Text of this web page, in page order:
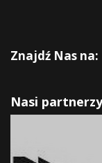
Znajdź Nas na:
Nasi